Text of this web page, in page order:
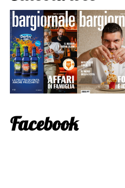
Facebook